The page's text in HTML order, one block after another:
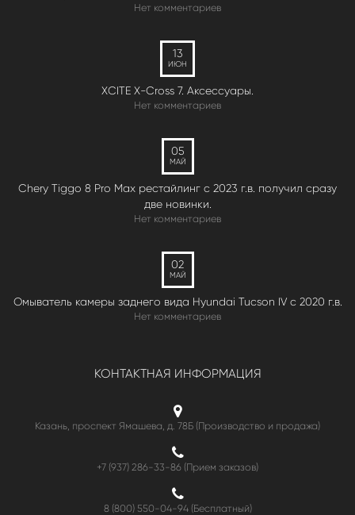
Нет комментариев
13
ИЮН
XCITE X-Cross 7. Аксессуары.
Нет комментариев
05
МАЙ
Chery Tiggo 8 Pro Max рестайлинг с 2023 г.в. получил сразу
две новинки.
Нет комментариев
02
МАЙ
Омыватель камеры заднего вида Hyundai Tucson IV c 2020 г.в.
Нет комментариев
КОНТАКТНАЯ ИНФОРМАЦИЯ
Казань, проспект Ямашева, д. 78Б (Производство и продажа)
+7 (937) 286-33-86 (Прием заказов)
8 (800) 550-04-94(Бесплатный)